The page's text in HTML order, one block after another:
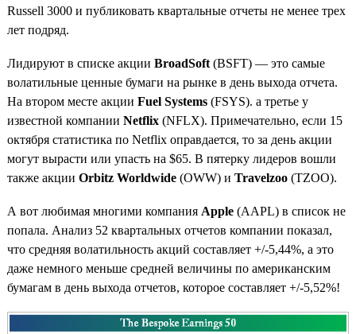
Russell 3000 и публиковать квартальные отчеты не менее трех
лет подряд.
Лидируют в списке акции BroadSoft(BSFT) — это самые
волатильные ценные бумаги на рынке в день выхода отчета.
На втором месте акции Fuel Systems(FSYS). а третье у
известной компании Netflix(NFLX). Примечательно, если 15
октября статистика по Netflix оправдается, то за день акции
могут вырасти или упасть на $65. В пятерку лидеров вошли
также акции Orbitz Worldwide(OWW) и Travelzoo(TZOO).
А вот любимая многими компания Apple(AAPL) в список не
попала. Анализ 52 квартальных отчетов компании показал,
что средняя волатильность акций составляет +/-5,44%, а это
даже немного меньше средней величины по американским
бумагам в день выхода отчетов, которое составляет +/-5,52%!